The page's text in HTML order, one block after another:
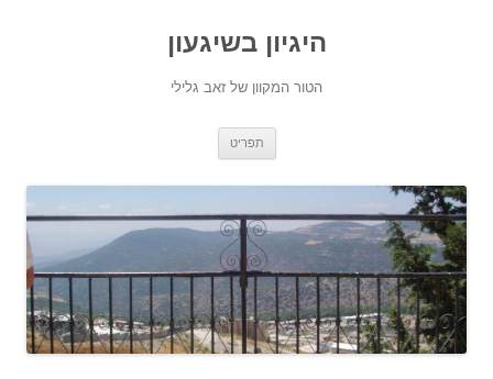
היגיון בשיגעון
הטור המקוון של זאב גלילי
תפריט